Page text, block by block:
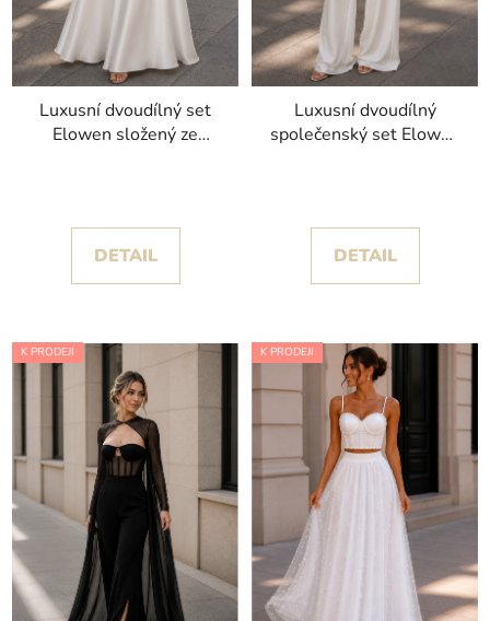
Luxusní dvoudílný set
Elowen složený ze
DETAIL
Luxusní dvoudílný
společenský set Elowen
DETAIL
K PRODEJI K PRODEJI